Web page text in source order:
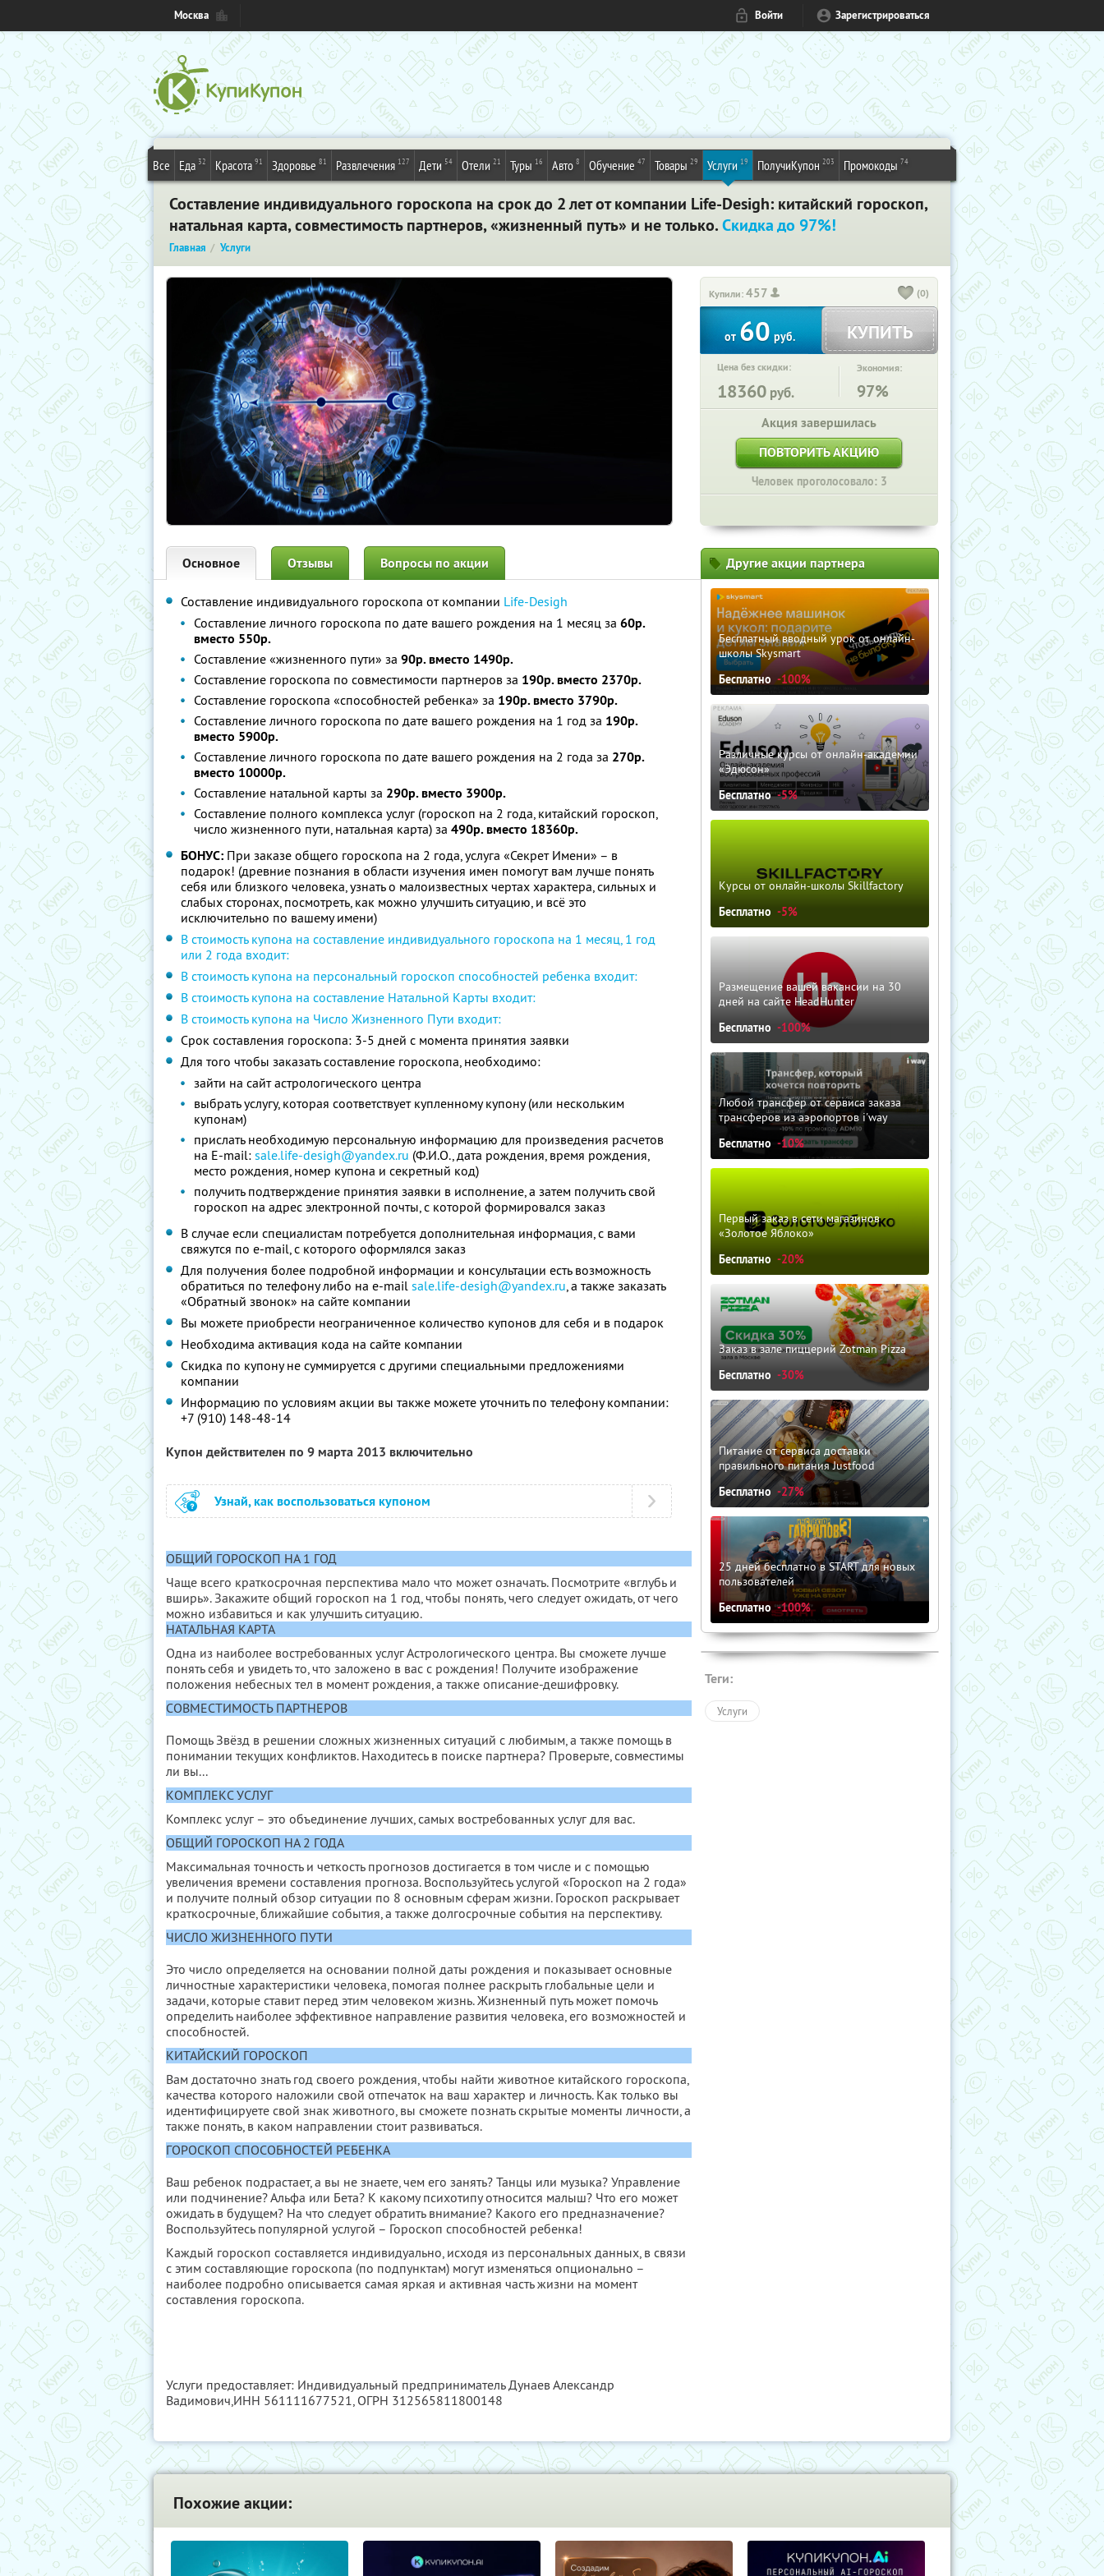
Москва Войти Зарегистрироваться
Все Еда 32 Красота 91 Здоровье 81 Развлечения 127 Дети 54 Отели 21 Туры 16 Авто 8 Обучение 47 Товары 29 Услуги 19 ПолучиКупон 203 Промокоды 74
Составление индивидуального гороскопа на срок до 2 лет от компании Life-Desigh: китайский гороскоп,
натальная карта, совместимость партнеров, «жизненный путь» и не только.Скидка до 97%!
Главная Услуги
Купили:457 (0)
от 60руб. КУПИТЬ
Цена без скидки:
18360 руб.
Экономия:
97%
Акция завершилась
ПОВТОРИТЬ АКЦИЮ
Человек проголосовало: 3
Основное Отзывы Вопросы по акции
Составление индивидуального гороскопа от компании Life-Desigh
Составление личного гороскопа по дате вашего рождения на 1 месяц за 60р.
вместо 550р.
Составление «жизненного пути» за 90р. вместо 1490р.
Составление гороскопа по совместимости партнеров за 190р. вместо 2370р.
Составление гороскопа «способностей ребенка» за 190р. вместо 3790р.
Составление личного гороскопа по дате вашего рождения на 1 год за 190р.
вместо 5900р.
Составление личного гороскопа по дате вашего рождения на 2 года за 270р.
вместо 10000р.
Составление натальной карты за 290р. вместо 3900р.
Составление полного комплекса услуг (гороскоп на 2 года, китайский гороскоп,
число жизненного пути, натальная карта) за 490р. вместо 18360р.
БОНУС: При заказе общего гороскопа на 2 года, услуга «Секрет Имени» – в
подарок! (древние познания в области изучения имен помогут вам лучше понять
себя или близкого человека, узнать о малоизвестных чертах характера, сильных и
слабых сторонах, посмотреть, как можно улучшить ситуацию, и всё это
исключительно по вашему имени)
В стоимость купона на составление индивидуального гороскопа на 1 месяц, 1 год
или 2 года входит:
В стоимость купона на персональный гороскоп способностей ребенка входит:
В стоимость купона на составление Натальной Карты входит:
В стоимость купона на Число Жизненного Пути входит:
Срок составления гороскопа: 3-5 дней с момента принятия заявки
Для того чтобы заказать составление гороскопа, необходимо:
зайти на сайт астрологического центра
выбрать услугу, которая соответствует купленному купону (или нескольким
купонам)
прислать необходимую персональную информацию для произведения расчетов
на E-mail: sale.life-desigh@yandex.ru (Ф.И.О., дата рождения, время рождения,
место рождения, номер купона и секретный код)
получить подтверждение принятия заявки в исполнение, а затем получить свой
гороскоп на адрес электронной почты, с которой формировался заказ
В случае если специалистам потребуется дополнительная информация, с вами
свяжутся по e-mail, с которого оформлялся заказ
Для получения более подробной информации и консультации есть возможность
обратиться по телефону либо на e-mail sale.life-desigh@yandex.ru, а также заказать
«Обратный звонок» на сайте компании
Вы можете приобрести неограниченное количество купонов для себя и в подарок
Необходима активация кода на сайте компании
Скидка по купону не суммируется с другими специальными предложениями
компании
Информацию по условиям акции вы также можете уточнить по телефону компании:
+7 (910) 148-48-14
Купон действителен по 9 марта 2013 включительно
Узнай, как воспользоваться купоном
ОБЩИЙ ГОРОСКОП НА 1 ГОД
Чаще всего краткосрочная перспектива мало что может означать. Посмотрите «вглубь и
вширь». Закажите общий гороскоп на 1 год, чтобы понять, чего следует ожидать, от чего
можно избавиться и как улучшить ситуацию.
НАТАЛЬНАЯ КАРТА
Одна из наиболее востребованных услуг Астрологического центра. Вы сможете лучше
понять себя и увидеть то, что заложено в вас с рождения! Получите изображение
положения небесных тел в момент рождения, а также описание-дешифровку.
СОВМЕСТИМОСТЬ ПАРТНЕРОВ
Помощь Звёзд в решении сложных жизненных ситуаций с любимым, а также помощь в
понимании текущих конфликтов. Находитесь в поиске партнера? Проверьте, совместимы
ли вы...
КОМПЛЕКС УСЛУГ
Комплекс услуг – это объединение лучших, самых востребованных услуг для вас.
ОБЩИЙ ГОРОСКОП НА 2 ГОДА
Максимальная точность и четкость прогнозов достигается в том числе и с помощью
увеличения времени составления прогноза. Воспользуйтесь услугой «Гороскоп на 2 года»
и получите полный обзор ситуации по 8 основным сферам жизни. Гороскоп раскрывает
краткосрочные, ближайшие события, а также долгосрочные события на перспективу.
ЧИСЛО ЖИЗНЕННОГО ПУТИ
Это число определяется на основании полной даты рождения и показывает основные
личностные характеристики человека, помогая полнее раскрыть глобальные цели и
задачи, которые ставит перед этим человеком жизнь. Жизненный путь может помочь
определить наиболее эффективное направление развития человека, его возможностей и
способностей.
КИТАЙСКИЙ ГОРОСКОП
Вам достаточно знать год своего рождения, чтобы найти животное китайского гороскопа,
качества которого наложили свой отпечаток на ваш характер и личность. Как только вы
идентифицируете свой знак животного, вы сможете познать скрытые моменты личности, а
также понять, в каком направлении стоит развиваться.
ГОРОСКОП СПОСОБНОСТЕЙ РЕБЕНКА
Ваш ребенок подрастает, а вы не знаете, чем его занять? Танцы или музыка? Управление
или подчинение? Альфа или Бета? К какому психотипу относится малыш? Что его может
ожидать в будущем? На что следует обратить внимание? Какого его предназначение?
Воспользуйтесь популярной услугой – Гороскоп способностей ребенка!
Каждый гороскоп составляется индивидуально, исходя из персональных данных, в связи
с этим составляющие гороскопа (по подпунктам) могут изменяться опционально –
наиболее подробно описывается самая яркая и активная часть жизни на момент
составления гороскопа.
Услуги предоставляет: Индивидуальный предприниматель Дунаев Александр
Вадимович,ИНН 561111677521, ОГРН 312565811800148
Другие акции партнера
Бесплатный вводный урок от онлайн-
школы Skysmart
Бесплатно -100%
Различные курсы от онлайн-академии
«Эдюсон»
Бесплатно -5%
Курсы от онлайн-школы Skillfactory
Бесплатно -5%
Размещение вашей вакансии на 30
дней на сайте HeadHunter
Бесплатно -100%
Любой трансфер от сервиса заказа
трансферов из аэропортов i'way
Бесплатно -10%
Первый заказ в сети магазинов
«Золотое Яблоко»
Бесплатно -20%
Заказ в зале пиццерий Zotman Pizza
Бесплатно -30%
Питание от сервиса доставки
правильного питания Justfood
Бесплатно -27%
25 дней бесплатно в START для новых
пользователей
Бесплатно -100%
Теги:
Услуги
Похожие акции: